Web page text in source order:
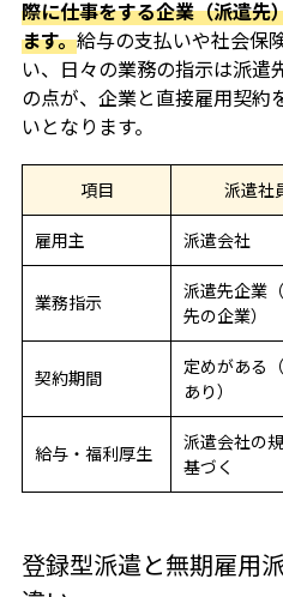
際に仕事をする企業（派遣先
ます。給与の支払いや社会保
い、日々の業務の指示は派遣
の点が、企業と直接雇用契約
いとなります。
項目 派遣社
雇用主 派遣会社
業務指示
派遣先企業
先の企業）
契約期間
定めがある
あり）
給与・福利厚生
派遣会社の
基づく
登録型派遣と無期雇用